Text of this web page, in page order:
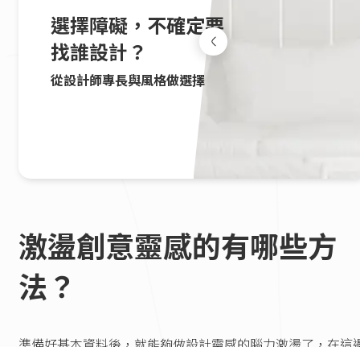
選擇障礙，不確定要
找誰設計？
從設計師專長與風格做選擇
激盪創意靈感的有哪些方
法？